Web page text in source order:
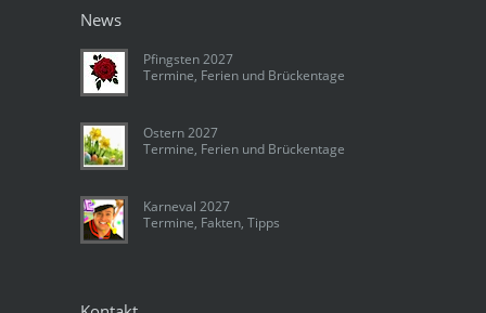
News
Pfingsten 2027
Termine, Ferien und Brückentage
Ostern 2027
Termine, Ferien und Brückentage
Karneval 2027
Termine, Fakten, Tipps